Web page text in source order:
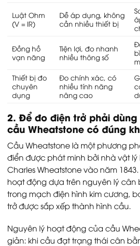
Luật Ohm
(V = IR)
Dễ áp dụng, không
cần nhiều thiết bị
Đồng hồ
vạn năng
Tiện lợi, đo nhanh
nhiều thông số
Thiết bị đo
chuyên
dụng
Đo chính xác, có
nhiều tính năng
nâng cao
2. Để đo điện trở phải
cầu Wheatstone có đúng
Cầu Wheatstone là một phương
điển được phát minh bởi nhà vật lý
Charles Wheatstone vào năm
hoạt động dựa trên nguyên lý cân
trong mạch điện hình kim cương,
trở được sắp xếp thành hình cầu.
Nguyên lý hoạt động của cầu
giản: khi cầu đạt trạng thái cân